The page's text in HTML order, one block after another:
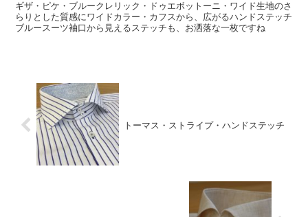
ギザ・ピケ・ブルークレリック・ドゥエボットーニ・ワイド生地のさ
らりとした質感にワイドカラー・カフスから、広がるハンドステッチ
ブルースーツ袖口から見えるステッチも、お洒落な一枚ですね
トーマス・ストライプ・ハンドステッチ